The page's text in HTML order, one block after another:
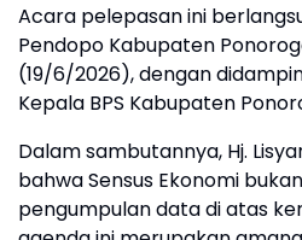
Acara pelepasan ini
Pendopo Kabupaten
(19/6/2026), dengan
Kepala BPS Kabupaten
​Dalam sambutannya, Hj.
bahwa Sensus Ekonomi
pengumpulan data di atas